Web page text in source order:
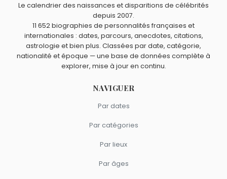
décembre comme Vivienne Westwood.
Tommy Hilfiger,Marc Jacobs
Claibornesont du signe Bélier.
Le calendrier des naissances et disparitions de célébrités
depuis 2007.
11 652 biographies de personnalités françaises et
internationales : dates, parcours, anecdotes, citations,
astrologie et bien plus. Classées par date, catégorie,
nationalité et époque — une base de données complète à
explorer, mise à jour en continu.
NAVIGUER
Par dates
Par catégories
Par lieux
Par âges